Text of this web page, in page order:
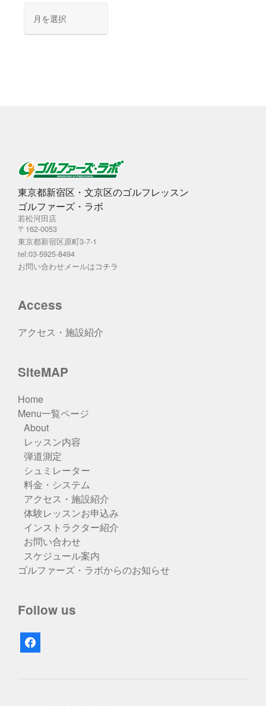
カ
東京都新宿区・文京区のゴルフレッスン
ゴルファーズ・ラボ
若松河田店
〒162-0053
東京都新宿区原町3-7-1
tel:03-5925-8494
お問い合わせメールはコチラ
Access
アクセス・施設紹介
SiteMAP
Home
Menu一覧ページ
About
レッスン内容
弾道測定
シュミレーター
料金・システム
アクセス・施設紹介
体験レッスンお申込み
インストラクター紹介
お問い合わせ
スケジュール案内
ゴルファーズ・ラボからのお知らせ
Follow us
facebook